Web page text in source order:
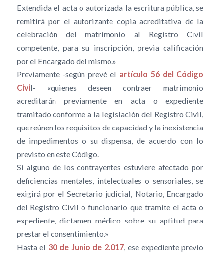
Extendida el acta o autorizada la escritura pública, se
remitirá por el autorizante copia acreditativa de la
celebración del matrimonio al Registro Civil
competente, para su inscripción, previa calificación
por el Encargado del mismo.»
Previamente -según prevé el artículo 56 del Código
Civil- «quienes deseen contraer matrimonio
acreditarán previamente en acta o expediente
tramitado conforme a la legislación del Registro Civil,
que reúnen los requisitos de capacidad y la inexistencia
de impedimentos o su dispensa, de acuerdo con lo
previsto en este Código.
Si alguno de los contrayentes estuviere afectado por
deficiencias mentales, intelectuales o sensoriales, se
exigirá por el Secretario judicial, Notario, Encargado
del Registro Civil o funcionario que tramite el acta o
expediente, dictamen médico sobre su aptitud para
prestar el consentimiento.»
Hasta el 30 de Junio de 2.017, ese expediente previo